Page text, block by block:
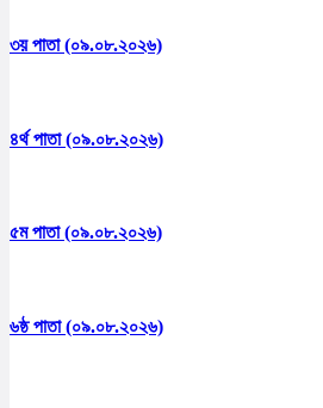
৩য় পাতা (০৯.০৮.২০২৬)
৪র্থ পাতা (০৯.০৮.২০২৬)
৫ম পাতা (০৯.০৮.২০২৬)
৬ষ্ঠ পাতা (০৯.০৮.২০২৬)